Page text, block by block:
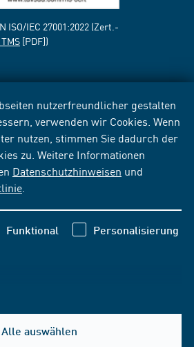
nutzerfreundlicher gestalten
verwenden wir Cookies. Wenn
nutzen, stimmen Sie dadurch der
zu. Weitere Informationen
Datenschutzhinweisen und
Funktional Personalisierung
Alle auswählen
ISO/IEC 27001:2022 (Zert.-
[PDF])